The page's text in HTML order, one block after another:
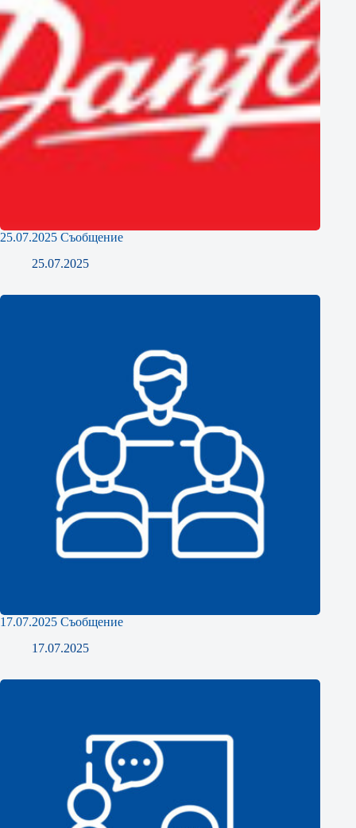
25.07.2025 Съобщение
25.07.2025
17.07.2025 Съобщение
17.07.2025